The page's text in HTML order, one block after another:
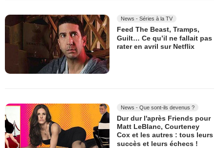
News - Séries à la TV
Feed The Beast, Tramps,
Guilt… Ce qu’il ne fallait pas
rater en avril sur Netflix
News - Que sont-ils devenus ?
Dur dur l'après Friends pour
Matt LeBlanc, Courteney
Cox et les autres : tous leurs
succès et leurs échecs !